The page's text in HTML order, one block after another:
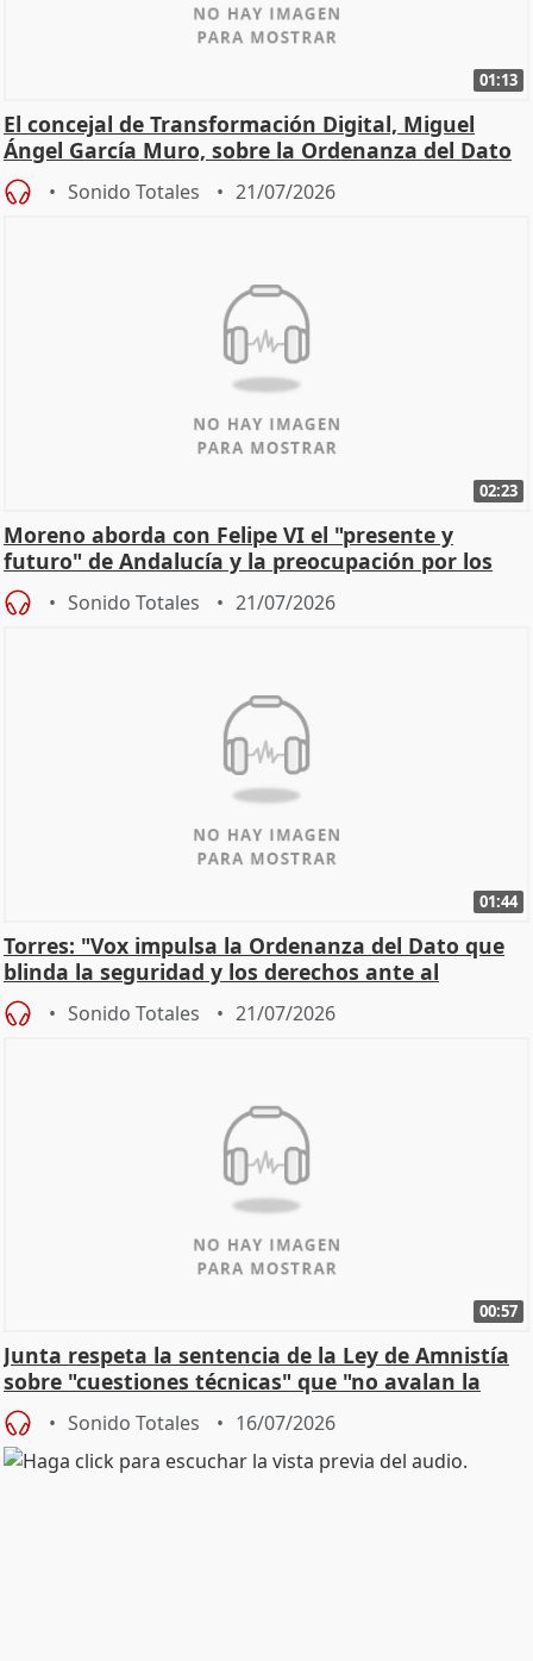
01:13
El concejal de Transformación Digital, Miguel
Ángel García Muro, sobre la Ordenanza del Dato
Sonido Totales 21/07/2026
02:23
Moreno aborda con Felipe VI el "presente y
futuro" de Andalucía y la preocupación por los
incendios
Sonido Totales 21/07/2026
01:44
Torres: "Vox impulsa la Ordenanza del Dato que
blinda la seguridad y los derechos ante al
control"
Sonido Totales 21/07/2026
00:57
Junta respeta la sentencia de la Ley de Amnistía
sobre "cuestiones técnicas" que "no avalan la
const
Sonido Totales 16/07/2026